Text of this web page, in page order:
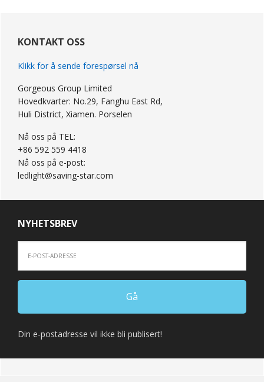
Sidebar
KONTAKT OSS
Klikk for å sende forespørsel nå
Gorgeous Group Limited
Hovedkvarter: No.29, Fanghu East Rd,
Huli District, Xiamen. Porselen
Nå oss på TEL:
+86 592 559 4418
Nå oss på e-post:
ledlight@saving-star.com
NYHETSBREV
Din e-postadresse vil ikke bli publisert!